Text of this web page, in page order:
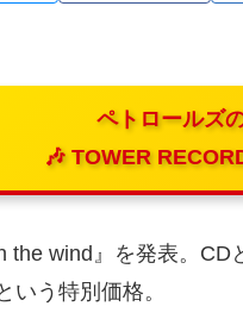
ペトロールズ
🎶 TOWER
the wind』を発表。
いう特別価格。